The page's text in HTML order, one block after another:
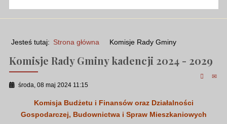
Jesteś tutaj: Strona główna Komisje Rady Gminy
Komisje Rady Gminy kadencji 2024 - 2029
środa, 08 maj 2024 11:15
Komisja Budżetu i Finansów oraz Działalności
Gospodarczej, Budownictwa i Spraw Mieszkaniowych